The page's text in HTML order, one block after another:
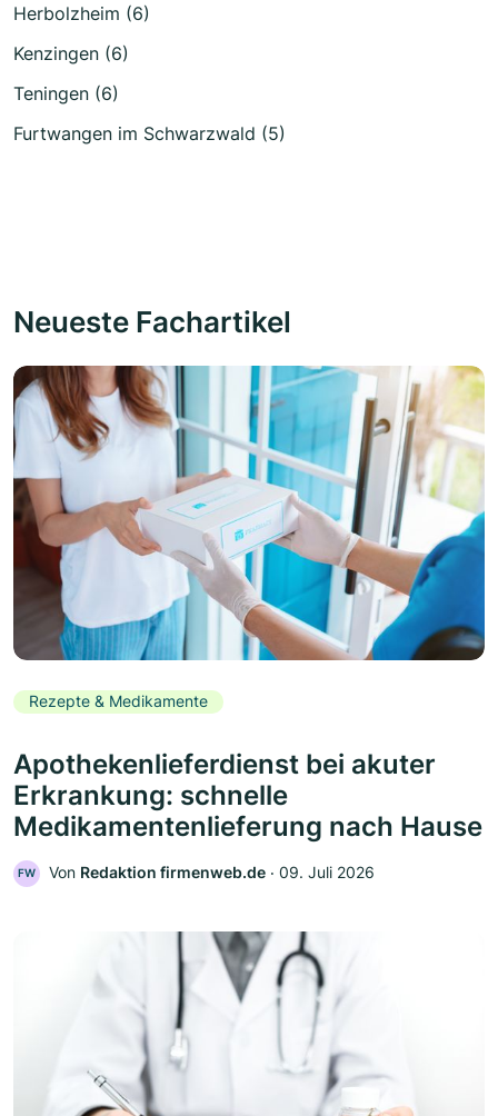
Herbolzheim (6)
Kenzingen (6)
Teningen (6)
Furtwangen im Schwarzwald (5)
Neueste Fachartikel
Rezepte & Medikamente
Apothekenlieferdienst bei akuter
Erkrankung: schnelle
Medikamentenlieferung nach Hause
FW Von Redaktion firmenweb.de ‧ 09. Juli 2026